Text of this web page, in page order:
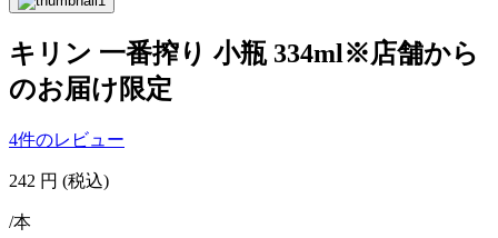
キリン 一番搾り 小瓶 334ml※店舗から
のお届け限定
4件のレビュー
242 円 (税込)
/本